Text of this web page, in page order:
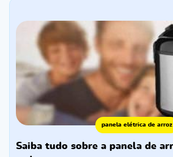
panela elétrica de arroz
saiba tudo sobre a panela de arroz elétrica